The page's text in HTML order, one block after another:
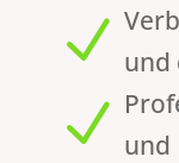
N und
N und